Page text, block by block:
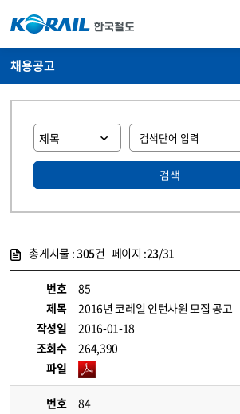
채용공고
검색
총게시물 :305건 페이지 :23/31
번호
85
제목
2016년 코레일 인턴사원 모집 공고
작성일
2016-01-18
조회수
264,390
파일
번호
84